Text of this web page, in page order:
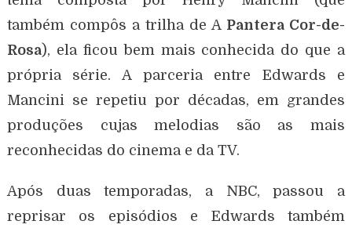
também compôs a trilha de A Pantera Cor-de-
Rosa), ela ficou bem mais conhecida do que a
própria série. A parceria entre Edwards e
Mancini se repetiu por décadas, em grandes
produções cujas melodias são as mais
reconhecidas do cinema e da TV.
Após duas temporadas, a NBC, passou a
reprisar os episódios e Edwards também